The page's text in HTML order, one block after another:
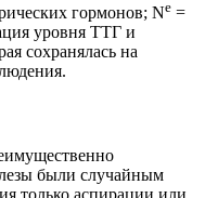
гормонов; Ne =
уровня ТТГ и
сохранялась на
были случайным
только аспирации или